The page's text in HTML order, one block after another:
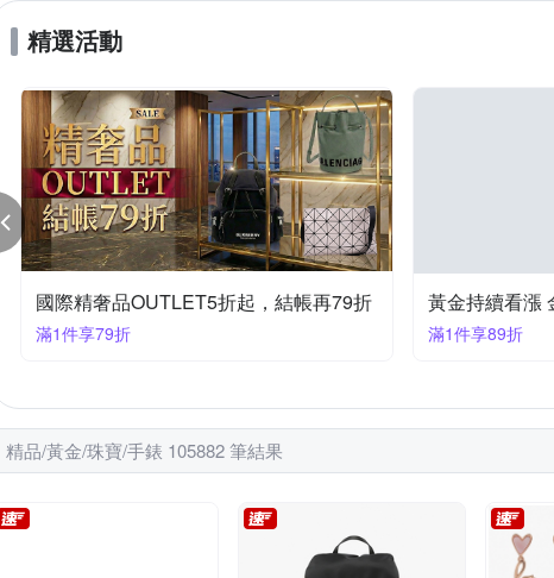
MIDO 美度
See by Chloe
SEIKO 精工 SOPHIA 蘇菲亞珠寶
石頭記
其他品牌 大東山珠寶 小樂珠寶
精選活動
國際精奢品OUTLET5折起，結帳再79折
滿1件享79折
黃金持續看漲
滿1件享89折
精品/黃金/珠寶/手錶 105882 筆結果